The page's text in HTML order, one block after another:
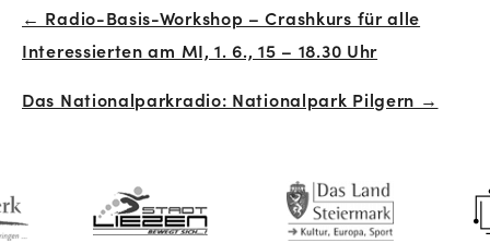
Beitrags-
← Radio-Basis-Workshop – Crashkurs für alle
Interessierten am MI, 1. 6., 15 – 18.30 Uhr
Das Nationalparkradio: Nationalpark Pilgern →